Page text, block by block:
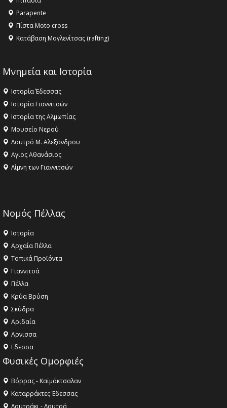
Parapente
Πίστα Moto cross
Κατάβαση Μογλενίτσας (rafting)
Μνημεία και Ιστορία
Ιστορία Έδεσσας
Ιστορία Γιαννιτσών
Ιστορία της Αλμωπίας
Μουσείο Νερού
Λουτρό Μ. Αλεξάνδρου
Αγιος Αθανάσιος
Λίμνη των Γιαννιτσών
Νομός Πέλλας
Ιστορία
Αρχαία Πέλλα
Τοπικά Προϊόντα
Γιαννιτσά
Πέλλα
Κρύα Βρύση
Σκύδρα
Αριδαία
Aρνισσα
Eδεσσα
Φυσικές Ομορφιές
Βόρρας - Καϊμάκτσαλαν
Καταρράκτες Έδεσσας
Λουτράκι - Λουτρά